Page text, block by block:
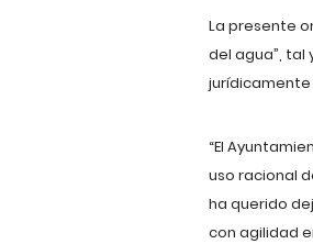
La presente
del agua”, tal
“El
uso racional
ha querido
con agilidad